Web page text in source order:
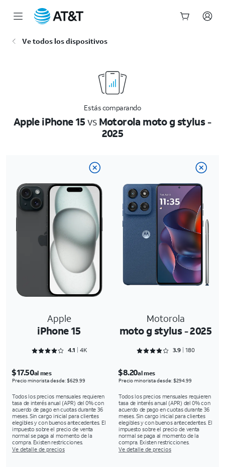
Ve todos los dispositivos
Estás comparando
Apple iPhone 15vsMotorola moto g stylus -
2025
Apple
iPhone 15
Motorola
moto g stylus - 2025
Rated 4.1216 out of 5
4.1 4K Rated 3.9 out of 5
3.9 180
$17.50al mes
Precio minorista desde: $629.99
Todos los precios mensuales requieren
tasa de interés anual (APR) del 0% con
acuerdo de pago en cuotas durante 36
meses. Sin cargo inicial para clientes
elegibles y con buenos antecedentes. El
impuesto sobre el precio de venta
normal se paga al momento de la
compra. Existen restricciones.
Ve detalle de precios
$8.20al mes
Precio minorista desde: $294.99
Todos los precios mensuales requieren
tasa de interés anual (APR) del 0% con
acuerdo de pago en cuotas durante 36
meses. Sin cargo inicial para clientes
elegibles y con buenos antecedentes. El
impuesto sobre el precio de venta
normal se paga al momento de la
compra. Existen restricciones.
Ve detalle de precios